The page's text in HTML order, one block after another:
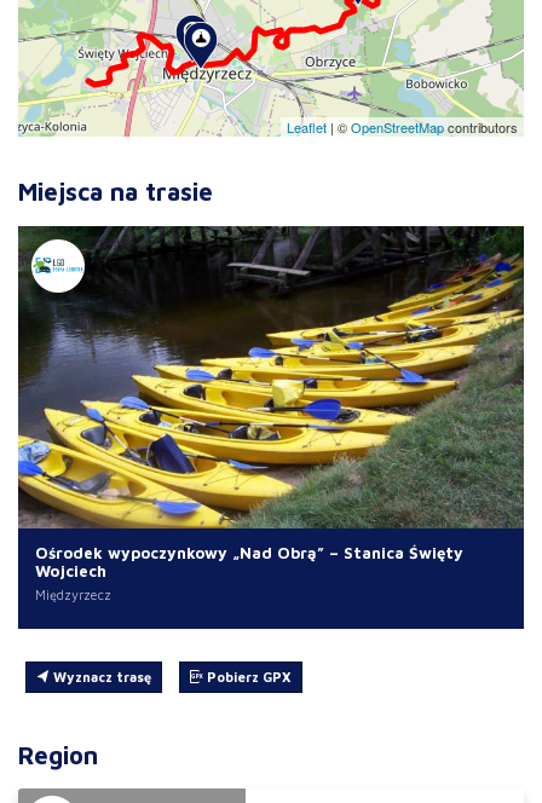
Leaflet | ©OpenStreetMapcontributors
Miejsca na trasie
Ośrodek wypoczynkowy „Nad Obrą” – Stanica Święty
Wojciech
Międzyrzecz
Wyznacz trasę Pobierz GPX
Region